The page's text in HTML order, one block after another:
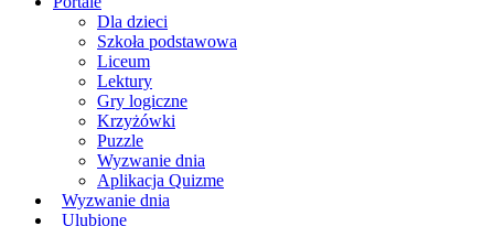
Dla dzieci
Szkoła podstawowa
Liceum
Lektury
Gry logiczne
Krzyżówki
Puzzle
Wyzwanie dnia
Aplikacja Quizme
Wyzwanie dnia
Ulubione